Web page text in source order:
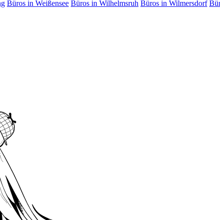
Büros in Weißensee Büros in Wilhelmsruh Büros in Wilmersdorf